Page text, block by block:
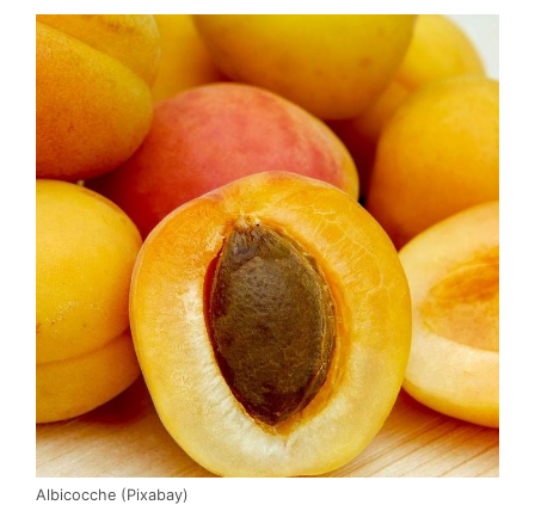
Albicocche (Pixabay)